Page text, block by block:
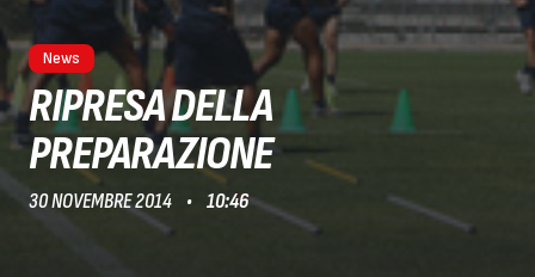
News
RIPRESA DELLA
PREPARAZIONE
30 NOVEMBRE 2014 10:46